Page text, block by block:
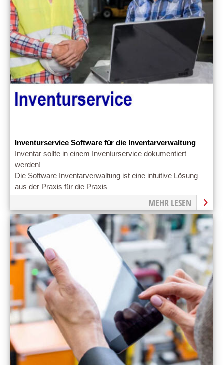
Inventurservice Software für die Inventarverwaltung
Inventar sollte in einem Inventurservice dokumentiert
werden!
Die Software Inventarverwaltung ist eine intuitive Lösung
aus der Praxis für die Praxis
MEHR LESEN